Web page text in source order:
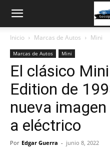
Inicio Marcas de Autos Mini
Marcas de Autos Mini
El clásico
Edition de
nueva
a eléctrico
Por Edgar Guerra - junio 8, 2022